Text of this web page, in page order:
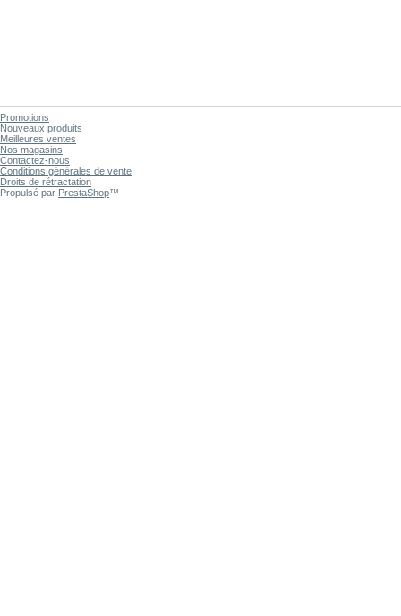
Promotions
Nouveaux produits
Meilleures ventes
Nos magasins
Contactez-nous
Conditions générales de vente
Droits de rétractation
Propulsé par PrestaShop™